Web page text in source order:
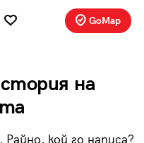
GoMap
на
кой го написа?